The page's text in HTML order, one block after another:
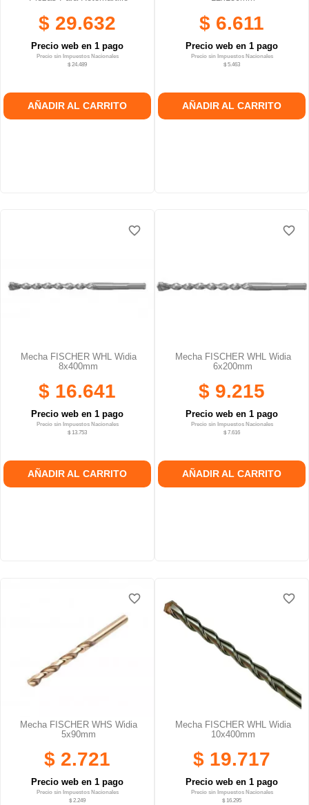
$ 29.632
Precio web en 1 pago
Precio sin Impuestos Nacionales
$ 24.489
AÑADIR AL CARRITO
$ 6.611
Precio web en 1 pago
Precio sin Impuestos Nacionales
$ 5.463
AÑADIR AL CARRITO
Mecha FISCHER WHL Widia
8x400mm
$ 16.641
Precio web en 1 pago
Precio sin Impuestos Nacionales
$ 13.753
AÑADIR AL CARRITO
favorite_border
favorite_border
Mecha FISCHER WHL Widia
6x200mm
$ 9.215
Precio web en 1 pago
Precio sin Impuestos Nacionales
$ 7.616
AÑADIR AL CARRITO
favorite_border
favorite_border
Mecha FISCHER WHS Widia
5x90mm
$ 2.721
Precio web en 1 pago
Precio sin Impuestos Nacionales
$ 2.249
favorite_border
favorite_border
Mecha FISCHER WHL Widia
10x400mm
$ 19.717
Precio web en 1 pago
Precio sin Impuestos Nacionales
$ 16.295
favorite_border
favorite_border